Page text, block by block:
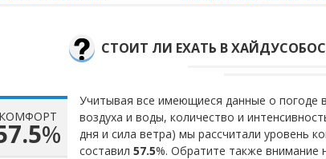
СТОИТ ЛИ ЕХАТЬ В
КОМФОРТ
%
Учитывая все имеющиеся данные о погоде
воздуха и воды, количество и
дня и сила ветра) мы рассчитали уровень
составил 57.5%. Обратите также внимание